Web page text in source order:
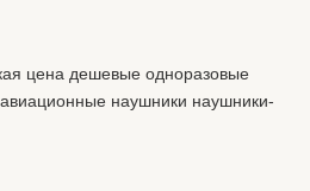
цена дешевые одноразовые
наушники наушники-